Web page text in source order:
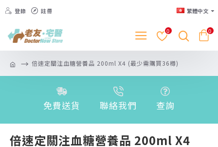
登錄 註冊 繁體中文
0 0
倍速定關注血糖營養品 200ml X4 (最少需購買36樽)
免費送貨 聯絡我們 查詢
倍速定關注血糖營養品 200ml X4